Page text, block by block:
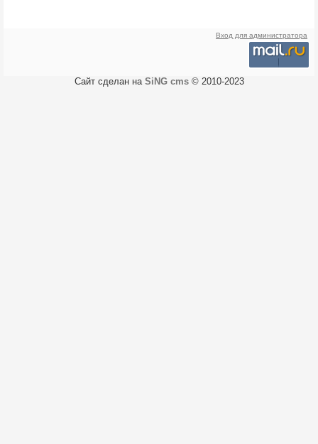
Вход для администратора
Сайт сделан на SiNG cms© 2010-2023